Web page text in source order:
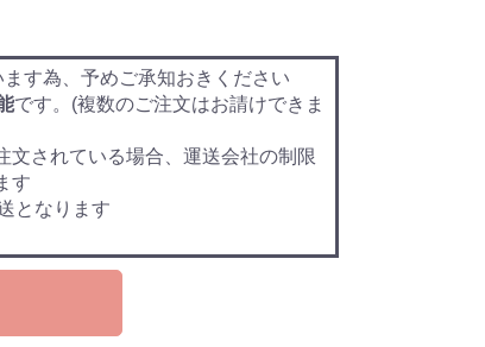
す為、予めご承知おきください
です。(複数のご注文はお請けできま
文されている場合、運送会社の制限
す
となります